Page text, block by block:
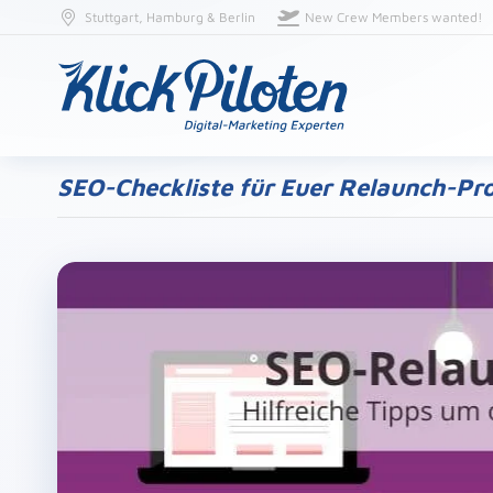
Stuttgart, Hamburg & Berlin New Crew Members wanted!
SEO-Checkliste für Euer Relaunch-